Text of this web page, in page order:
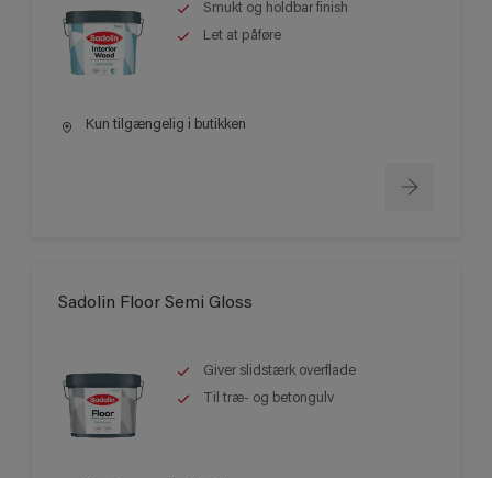
Smukt og holdbar finish
Let at påføre
Kun tilgængelig i butikken
Sadolin Floor Semi Gloss
Giver slidstærk overflade
Til træ- og betongulv